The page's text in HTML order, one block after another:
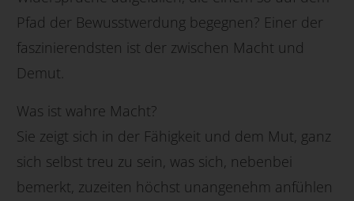
Pfad der Bewusstwerdung begegnen? Einer der
faszinierendsten ist der zwischen Macht und
Demut.
Was ist wahre Macht?
Sie zeigt sich in der Fähigkeit und dem Mut, ganz
sich selbst treu zu sein, was sich, nebenbei
bemerkt, zuzeiten höchst unangenehm anfühlen